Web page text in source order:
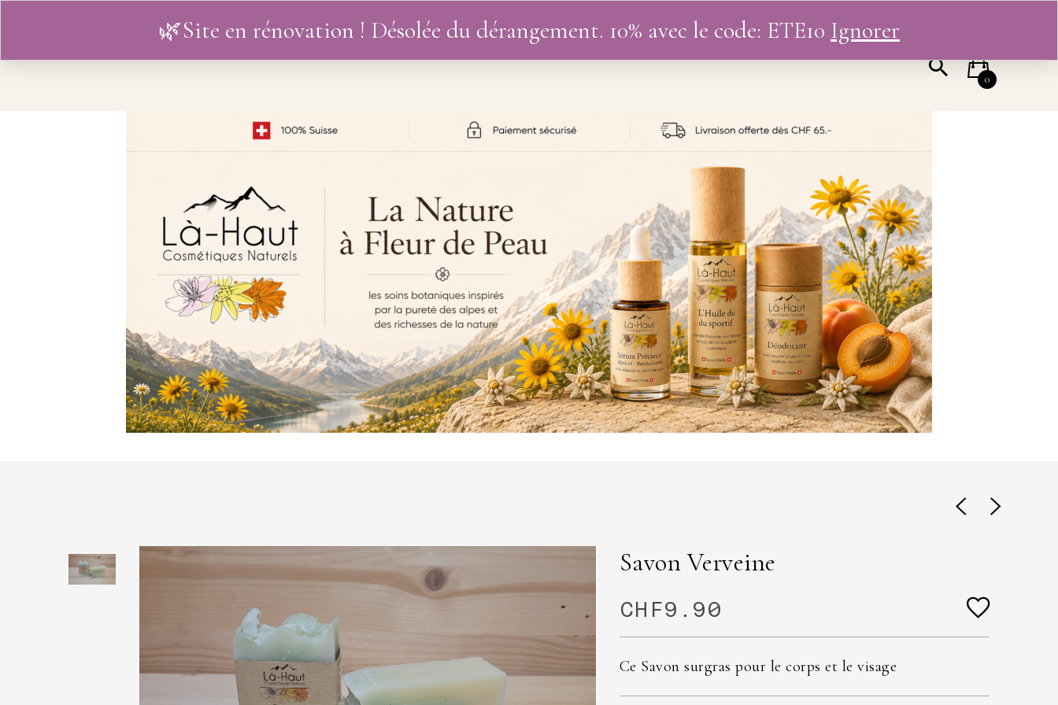
0
Savon Verveine
CHF9.90
Ce Savon surgras pour le corps et le visage
🌿Site en rénovation ! Désolée du dérangement. 10% avec le code: ETE10 Ignorer